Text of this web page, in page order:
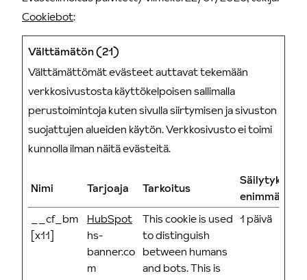
Cookiebot:
Välttämätön (21)
Välttämättömät evästeet auttavat tekemään
verkkosivustosta käyttökelpoisen sallimalla
perustoimintoja kuten sivulla siirtymisen ja sivuston
suojattujen alueiden käytön. Verkkosivusto ei toimi
kunnolla ilman näitä evästeitä.
Nimi Tarjoaja Tarkoitus
Säilytyksen
__cf_bm
[x11]
HubSpot
hs-
banner.co
m
This cookie is used
to distinguish
between humans
and bots. This is
1 päivä